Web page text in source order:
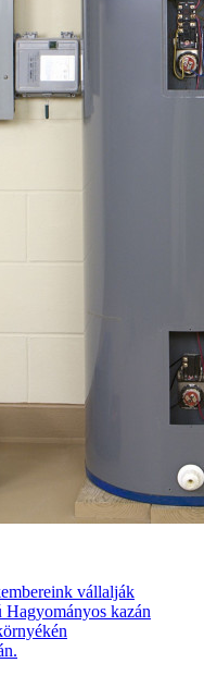
vállalják
kazán